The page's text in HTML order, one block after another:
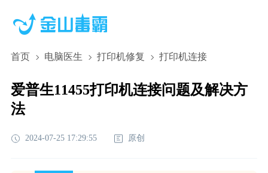
首页 电脑医生 打印机修复 打印机连接
爱普生11455打印机连接问题及解决方
法
2024-07-25 17:29:55 原创